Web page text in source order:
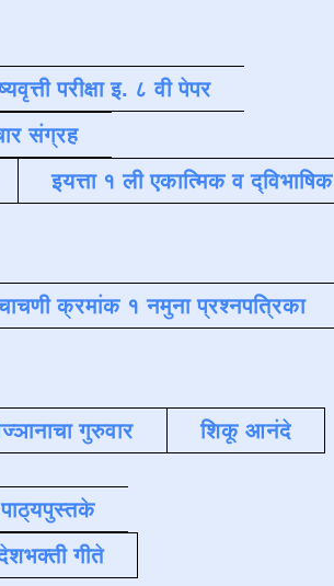
परीक्षा इ. ८ वी पेपर
संग्रह
इयत्ता १ ली एकात्मिक व द्विभाषिक
क्रमांक १ नमुना प्रश्नपत्रिका
गुरुवार शिकू आनंदे
पाठ्यपुस्तके
गीते